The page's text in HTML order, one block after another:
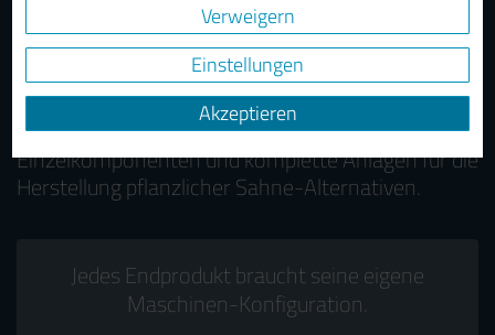
Verweigern
Einstellungen
Akzeptieren
Maschinen zur Herstellung
pflanzlicher Sahne-Alternativen:
Probst & Class entwickelt und fertigt
Einzelkomponenten und komplette Anlagen für die
Herstellung pflanzlicher Sahne-Alternativen.
Jedes Endprodukt braucht seine eigene
Maschinen-Konfiguration.